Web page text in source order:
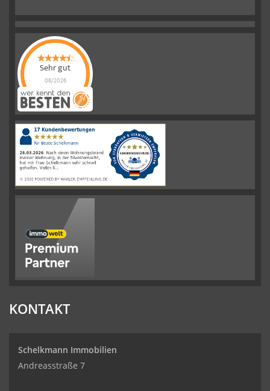
Sehr gut
08/2026
Schelkmann
Immobilienhat
|110Schelkmann
ImmobilienBewertungen
auf
werkenntdenBESTEN.de
KONTAKT
Schelkmann Immobilien
Andreasstraße 7